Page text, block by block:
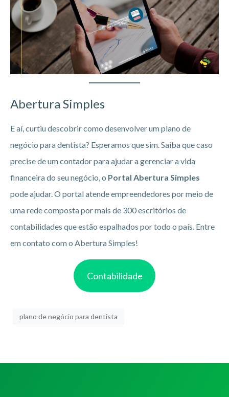
Abertura Simples
E aí, curtiu descobrir como desenvolver um plano de
negócio para dentista? Esperamos que sim. Saiba que caso
precise de um contador para ajudar a gerenciar a vida
financeira do seu negócio, o Portal Abertura Simples
pode ajudar. O portal atende empreendedores por meio de
uma rede composta por mais de 300 escritórios de
contabilidades que estão espalhados por todo o país. Entre
em contato com o Abertura Simples!
Contabilidade
plano de negócio para dentista